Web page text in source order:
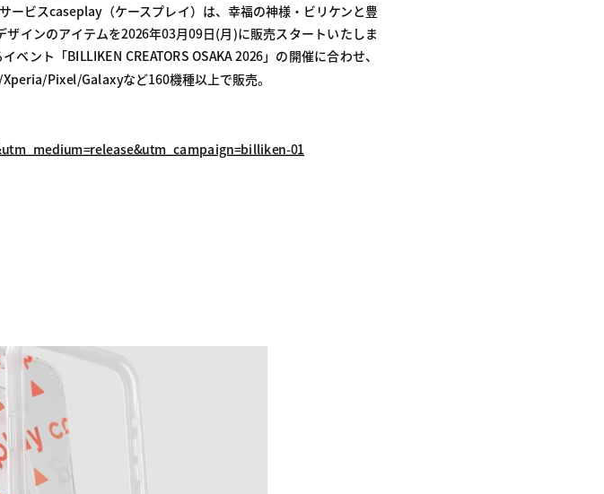
ービスcaseplay（ケースプレイ）は、幸福の神様・ビリケンと豊
インのアイテムを2026年03月09日(月)に販売スタートいたしま
ント「BILLIKEN CREATORS OSAKA 2026」の開催に合わせ、
Pixel/Galaxyなど160機種以上で販売。
01